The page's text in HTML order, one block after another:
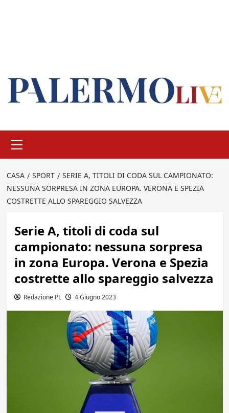
principale
CASA SPORT
SERIE A, TITOLI DI CODA SUL CAMPIONATO:
NESSUNA SORPRESA IN ZONA EUROPA. VERONA E SPEZIA
COSTRETTE ALLO SPAREGGIO SALVEZZA
Serie A, titoli di coda sul
campionato: nessuna sorpresa
in zona Europa. Verona e Spezia
costrette allo spareggio salvezza
Redazione PL 4 Giugno 2023